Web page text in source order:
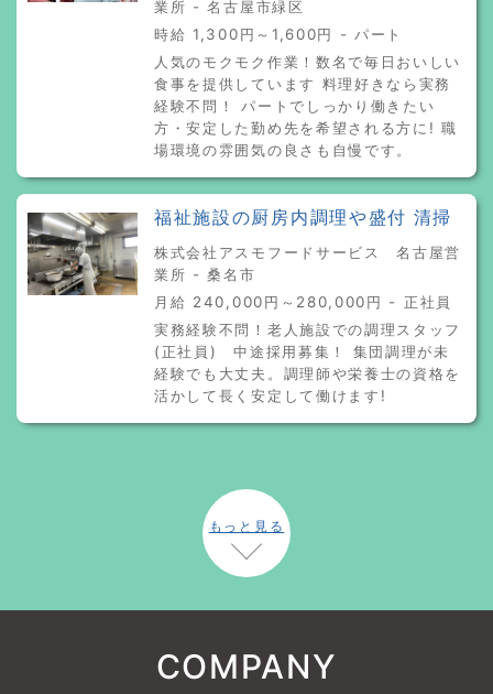
業所 - 名古屋市緑区
時給 1,300円～1,600円 - パート
人気のモクモク作業！数名で毎日おいしい
食事を提供しています 料理好きなら実務
経験不問！ パートでしっかり働きたい
方・安定した勤め先を希望される方に! 職
場環境の雰囲気の良さも自慢です。
福祉施設の厨房内調理や盛付 清掃
株式会社アスモフードサービス 名古屋営
業所 - 桑名市
月給 240,000円～280,000円 - 正社員
実務経験不問！老人施設での調理スタッフ
(正社員) 中途採用募集！ 集団調理が未
経験でも大丈夫。調理師や栄養士の資格を
活かして長く安定して働けます!
もっと見る
COMPANY